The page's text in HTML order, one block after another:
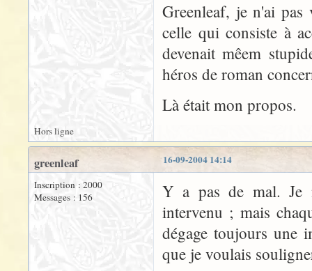
Greenleaf, je n'ai
celle qui consiste à
devenait mêem
héros de roman
Là était mon propos.
Hors ligne
16-09-2004 14:14
greenleaf
Inscription : 2000
Messages : 156
Y a pas de mal. Je
intervenu ; mais
dégage toujours une
que je voulais